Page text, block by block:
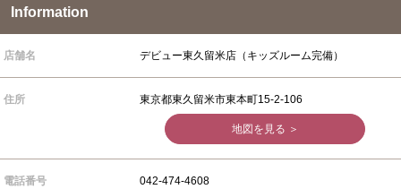
Information
店舗名 デビュー東久留米店（キッズルーム完備）
住所 東京都東久留米市東本町15-2-106
地図を見る ＞
電話番号 042-474-4608